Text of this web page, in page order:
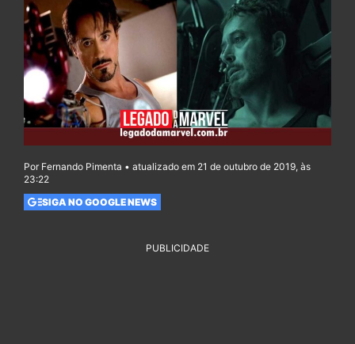
Por Fernando Pimenta • atualizado em 21 de outubro de 2019, às
23:22
SIGA NO GOOGLE NEWS
PUBLICIDADE